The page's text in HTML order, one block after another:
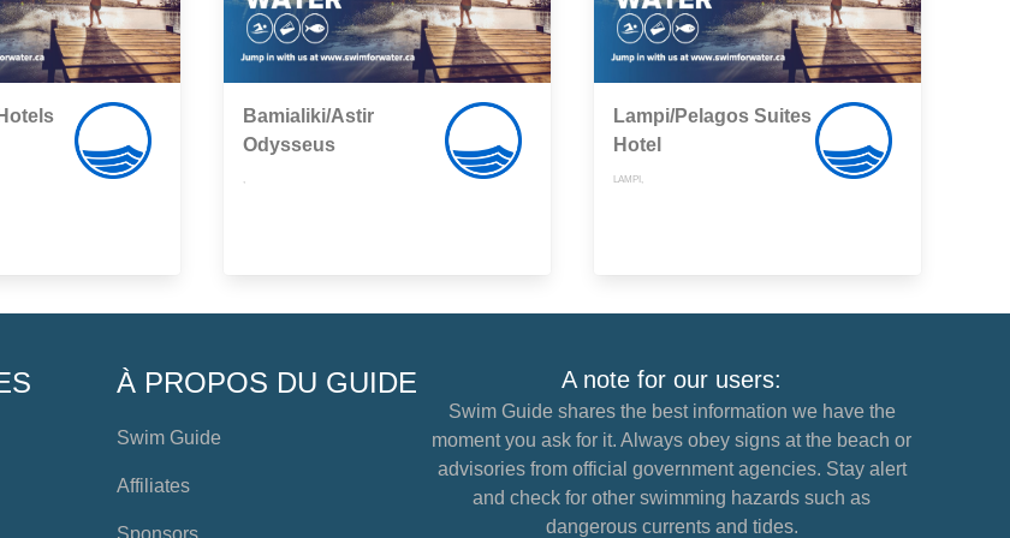
Bamialiki/Astir
Odysseus
Lampi/Pelagos Suites
Hotel
LAMPI,
À PROPOS DU GUIDE
Swim Guide
Affiliates
Sponsors
A note for our users:
Swim Guide shares the best information we have the
moment you ask for it. Always obey signs at the beach or
advisories from official government agencies. Stay alert
and check for other swimming hazards such as
dangerous currents and tides.